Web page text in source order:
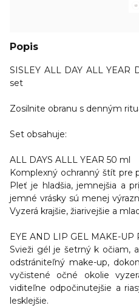
Popis
SISLEY ALL DAY ALL YEAR
set
Zosilnite obranu s denným
Set obsahuje:
ALL DAYS ALLL YEAR 50 ml
Komplexný ochranný štít pre
Pleť je hladšia, jemnejšia a
jemné vrásky sú menej
Vyzerá krajšie, žiarivejšie a
EYE AND LIP GEL MAKE-UP
Svieži gél je šetrný k očiam,
odstrániteľný make-up,
vyčistené očné okolie
viditeľne odpočinutejšie a
lesklejšie.